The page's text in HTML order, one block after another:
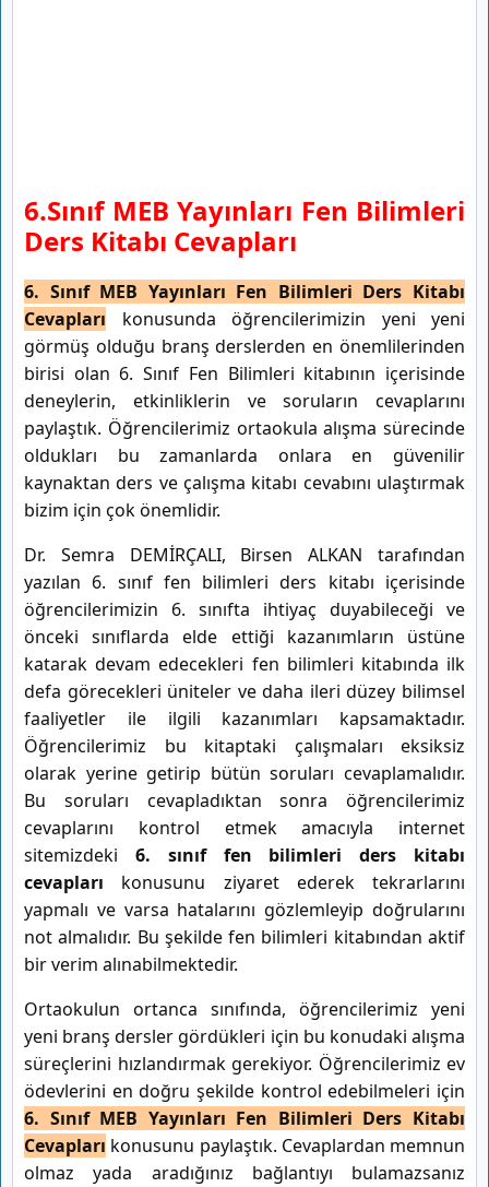
6.Sınıf MEB Yayınları Fen Bilimleri
Ders Kitabı Cevapları
6. Sınıf MEB Yayınları Fen Bilimleri Ders Kitabı
Cevapları konusunda öğrencilerimizin yeni yeni
görmüş olduğu branş derslerden en önemlilerinden
birisi olan 6. Sınıf Fen Bilimleri kitabının içerisinde
deneylerin, etkinliklerin ve soruların cevaplarını
paylaştık. Öğrencilerimiz ortaokula alışma sürecinde
oldukları bu zamanlarda onlara en güvenilir
kaynaktan ders ve çalışma kitabı cevabını ulaştırmak
bizim için çok önemlidir.
Dr. Semra DEMİRÇALI, Birsen ALKAN tarafından
yazılan 6. sınıf fen bilimleri ders kitabı içerisinde
öğrencilerimizin 6. sınıfta ihtiyaç duyabileceği ve
önceki sınıflarda elde ettiği kazanımların üstüne
katarak devam edecekleri fen bilimleri kitabında ilk
defa görecekleri üniteler ve daha ileri düzey bilimsel
faaliyetler ile ilgili kazanımları kapsamaktadır.
Öğrencilerimiz bu kitaptaki çalışmaları eksiksiz
olarak yerine getirip bütün soruları cevaplamalıdır.
Bu soruları cevapladıktan sonra öğrencilerimiz
cevaplarını kontrol etmek amacıyla internet
sitemizdeki 6. sınıf fen bilimleri ders kitabı
cevapları konusunu ziyaret ederek tekrarlarını
yapmalı ve varsa hatalarını gözlemleyip doğrularını
not almalıdır. Bu şekilde fen bilimleri kitabından aktif
bir verim alınabilmektedir.
Ortaokulun ortanca sınıfında, öğrencilerimiz yeni
yeni branş dersler gördükleri için bu konudaki alışma
süreçlerini hızlandırmak gerekiyor. Öğrencilerimiz ev
ödevlerini en doğru şekilde kontrol edebilmeleri için
6. Sınıf MEB Yayınları Fen Bilimleri Ders Kitabı
Cevapları konusunu paylaştık. Cevaplardan memnun
olmaz yada aradığınız bağlantıyı bulamazsanız